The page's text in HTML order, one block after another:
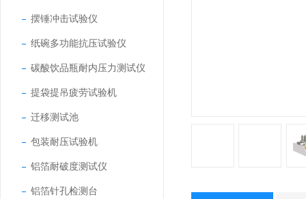
摆锤冲击试验仪
纸碗多功能抗压试验仪
碳酸饮品瓶耐内压力测试仪
提袋提吊疲劳试验机
迁移测试池
包装耐压试验机
铝箔耐破度测试仪
铝箔针孔检测台